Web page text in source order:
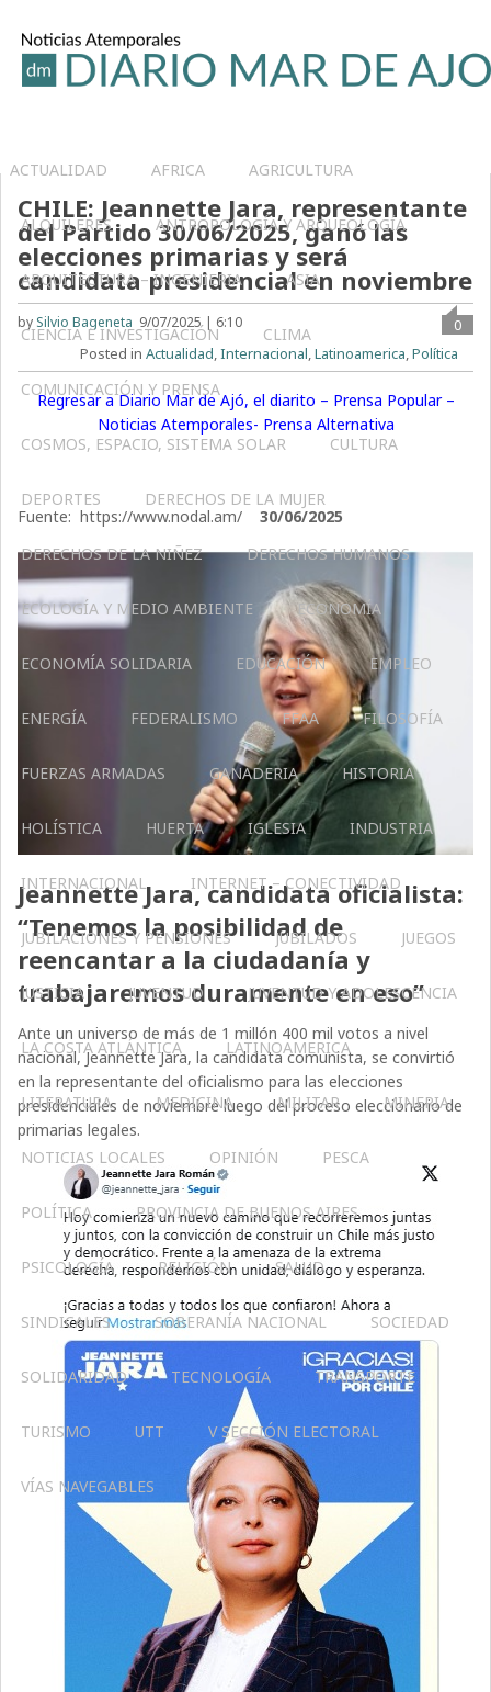
ACTUALIDAD AFRICA AGRICULTURA
ALQUILERES ANTROPOLOGÍA Y ARQUEOLOGÍA
ARQUITECTURA – INGENIERIA ASIA
CIENCIA E INVESTIGACIÓN CLIMA
COMUNICACIÓN Y PRENSA
COSMOS, ESPACIO, SISTEMA SOLAR CULTURA
DEPORTES DERECHOS DE LA MUJER
DERECHOS DE LA NIÑEZ DERECHOS HUMANOS
ECOLOGÍA Y MEDIO AMBIENTE ECONOMÍA
ECONOMÍA SOLIDARIA EDUCACIÓN EMPLEO
ENERGÍA FEDERALISMO FFAA FILOSOFÍA
FUERZAS ARMADAS GANADERIA HISTORIA
HOLÍSTICA HUERTA IGLESIA INDUSTRIA
INTERNACIONAL INTERNET – CONECTIVIDAD
JUBILACIONES Y PENSIONES JUBILADOS JUEGOS
JUSTICIA JUVENTUD JUVENTUD Y ADOLESCENCIA
LA COSTA ATLÁNTICA LATINOAMERICA
LITERATURA MEDICINA MILITAR MINERIA
NOTICIAS LOCALES OPINIÓN PESCA
POLÍTICA PROVINCIA DE BUENOS AIRES
PSICOLOGÍA RELIGIÓN SALUD
SINDICALES SOBERANÍA NACIONAL SOCIEDAD
SOLIDARIDAD TECNOLOGÍA TRANSPORTE
TURISMO UTT V SECCIÓN ELECTORAL
VÍAS NAVEGABLES
CHILE: Jeannette Jara, representante
del Partido 30/06/2025, ganó las
elecciones primarias y será
candidata presidencial en noviembre
by Silvio Bageneta 9/07/2025 | 6:10
0
Posted in Actualidad,Internacional,Latinoamerica,Política
Regresar a Diario Mar de Ajó, el diarito – Prensa Popular –
Noticias Atemporales- Prensa Alternativa
Fuente: https://www.nodal.am/30/06/2025
Jeannette Jara, candidata oficialista:
“Tenemos la posibilidad de
reencantar a la ciudadanía y
trabajaremos duramente en eso”
Ante un universo de más de 1 millón 400 mil votos a nivel
nacional, Jeannette Jara, la candidata comunista, se convirtió
en la representante del oficialismo para las elecciones
presidenciales de noviembre luego del proceso eleccionario de
primarias legales.